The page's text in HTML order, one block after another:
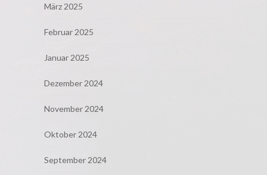
März 2025
Februar 2025
Januar 2025
Dezember 2024
November 2024
Oktober 2024
September 2024